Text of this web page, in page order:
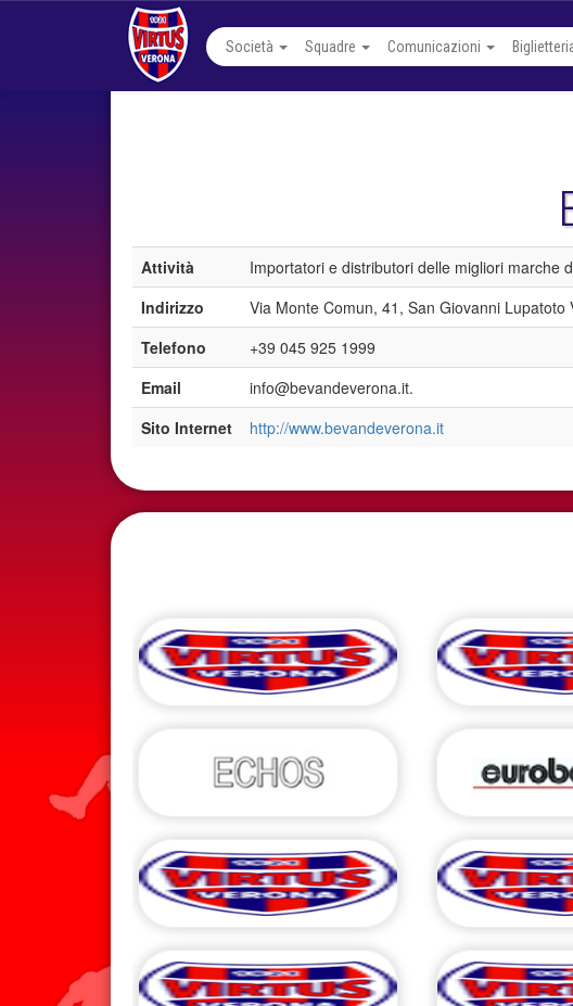
Società Squadre Comunicazioni
Attività
Importatori e distributori delle migliori marche
Indirizzo
Via Monte Comun, 41, San Giovanni Lupatoto
Telefono
+39 045 925 1999
Email
info@bevandeverona.it.
Sito Internet
http://www.bevandeverona.it